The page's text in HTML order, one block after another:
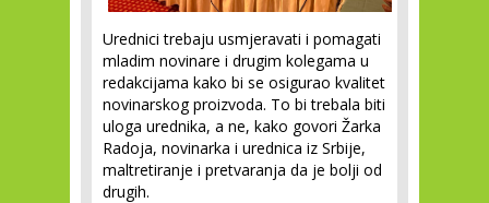
Urednici trebaju usmjeravati i pomagati
mladim novinare i drugim kolegama u
redakcijama kako bi se osigurao kvalitet
novinarskog proizvoda. To bi trebala biti
uloga urednika, a ne, kako govori Žarka
Radoja, novinarka i urednica iz Srbije,
maltretiranje i pretvaranja da je bolji od
drugih.